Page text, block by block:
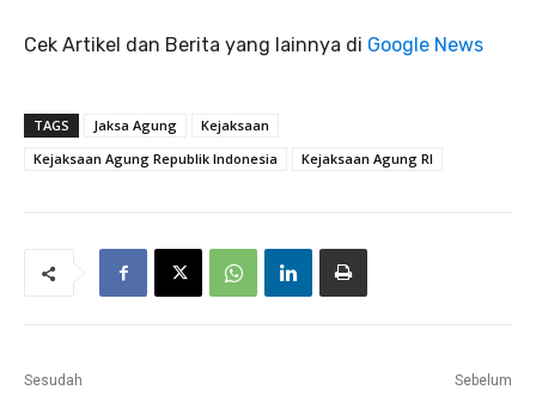
Cek Artikel dan Berita yang lainnya di Google News
TAGS Jaksa Agung
Kejaksaan
Kejaksaan Agung Republik Indonesia
Kejaksaan Agung RI
Sesudah Sebelum